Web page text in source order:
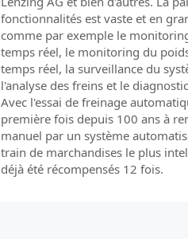
fonctionnalités est vaste et en
comme par exemple le
temps réel, le monitoring du
temps réel, la surveillance du
l'analyse des freins et le
Avec l'essai de freinage
première fois depuis 100 ans à
manuel par un système
train de marchandises le plus
déjà été récompensés 12 fois.